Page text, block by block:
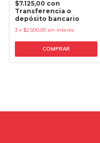
$7.125,00 con
Transferencia o
depósito bancario
3 x $2.500,00 sin interés
COMPRAR